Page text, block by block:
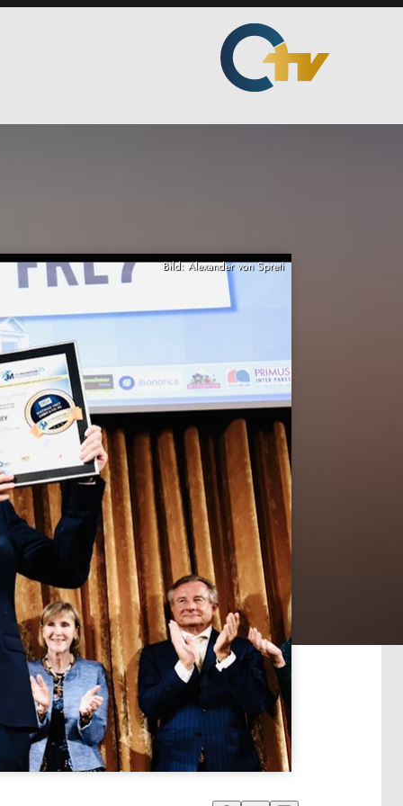
Bild: Alexander von Spreti